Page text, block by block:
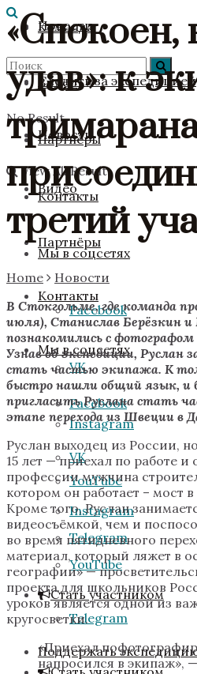
Новости
Видео
Партнёры
Контакты
Мы в соцсетях
Facebook
VK
Instagram
YouTube
Telegram
Стать участником
Поддержать
Команда
Следить за экспедицией
Новости
Видео
Партнёры
Контакты
Мы в соцсетях
Facebook
VK
Instagram
YouTube
Telegram
No Result
View All Result
«Спокоен,
удав»: к
третий
Home
Новости
В Стокгольме, где команда
июля), Станислав Берёзкин и
познакомились с
Узнав об экспедиции, Руслан
стать частью экипажа. К
быстро нашли общий язык, и
пригласить Руслана стать
этапе перехода из Швеции в
Руслан выходец из России,
15 лет — приехал по работе и
профессии мужчина
котором он работает – мост
Кроме того, Руслан
видеосъёмкой, чем и
во время пятидневного
материал, который ляжет в
географии» —
проекта для школьников
уроков является одной из
кругосветки.
«Приехал
напросился в экипаж»,